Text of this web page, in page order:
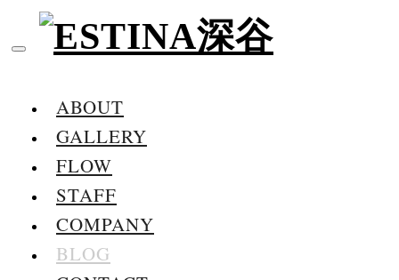
Toggle
ABOUT
GALLERY
FLOW
STAFF
COMPANY
BLOG